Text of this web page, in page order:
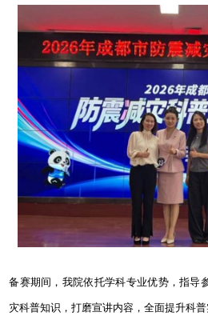
备赛期间，我院依托学科专业优势，指导
灾科普知识，打磨宣讲内容，全面提升科普